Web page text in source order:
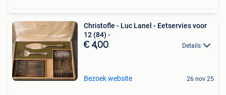
Christofle - Luc Lanel - Eetservies voor
12 (84) -
€ 4,00 Details
Bezoek website 26 nov 25